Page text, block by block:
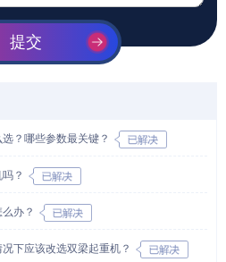
提交
？哪些参数最关键？
？
办？
下应该改选双梁起重机？